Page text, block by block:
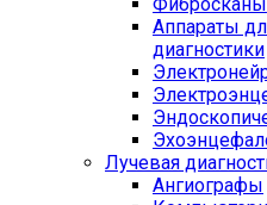
Аппараты
диагностики
Лучевая
Ангиографы